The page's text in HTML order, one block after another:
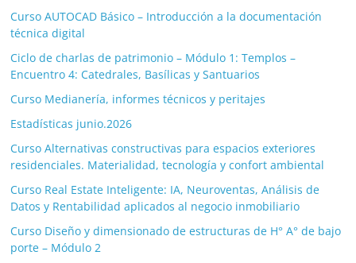
Curso AUTOCAD Básico – Introducción a la documentación
técnica digital
Ciclo de charlas de patrimonio – Módulo 1: Templos –
Encuentro 4: Catedrales, Basílicas y Santuarios
Curso Medianería, informes técnicos y peritajes
Estadísticas junio.2026
Curso Alternativas constructivas para espacios exteriores
residenciales. Materialidad, tecnología y confort ambiental
Curso Real Estate Inteligente: IA, Neuroventas, Análisis de
Datos y Rentabilidad aplicados al negocio inmobiliario
Curso Diseño y dimensionado de estructuras de H° A° de bajo
porte – Módulo 2